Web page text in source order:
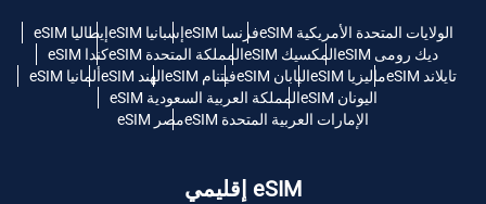
الولايات المتحدة الأمريكية eSIM فرنسا eSIM إسبانيا eSIM
إيطاليا eSIM
ديك رومى eSIM
المكسيك eSIM المملكة المتحدة eSIM
كندا eSIM
تايلاند eSIM
ماليزيا eSIM اليابان eSIM فيتنام eSIM الهند eSIM
ألمانيا eSIM
اليونان eSIM
المملكة العربية السعودية eSIM
الإمارات العربية المتحدة eSIM
مصر eSIM
eSIM إقليمي